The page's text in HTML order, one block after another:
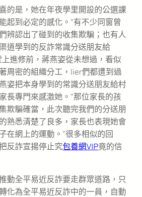
的是，她在年夜學里開設的公選課
起到必定的感化。“有不少同窗曾
辨認出了碰到的收集欺騙；也有人
道學到的反詐常識分送朋友給
進修前，蔣燕姿從未想過，看似
周密的組織分工，lier們都遭到過
姿把本身學到的常識分送朋友給村
長專門來感激她。“那位家長的孩
欺騙確當，此次聽完我們的分送朋
熟悉清楚了良多，家長也表現她會
在網上的運動。”很多相似的回
反詐宣揚停止究包養網VIP竟的信
動全平易近反詐要走群眾道路，只
化為全平易近反詐中的一員，自動